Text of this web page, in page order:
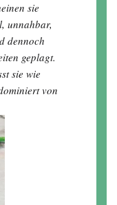
sie
unnahbar,
dennoch
geplagt.
sie wie
von